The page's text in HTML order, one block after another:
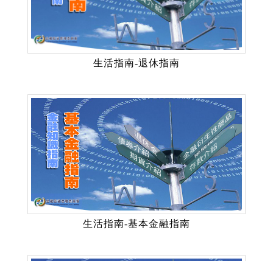
生活指南-退休指南
生活指南-基本金融指南